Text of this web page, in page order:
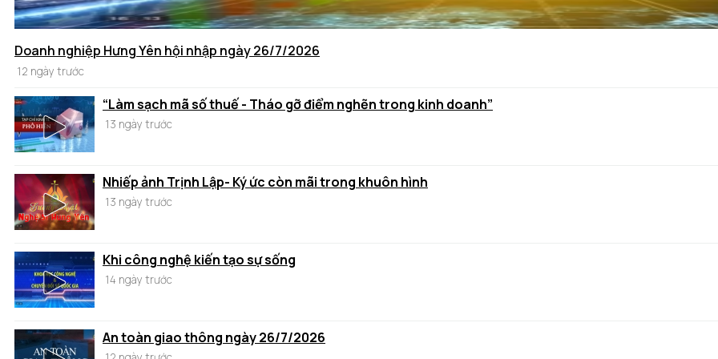
Doanh nghiệp Hưng Yên hội nhập ngày 26/7/2026
12 ngày trước
“Làm sạch mã số thuế - Tháo gỡ điểm nghẽn trong kinh doanh”
13 ngày trước
Nhiếp ảnh Trịnh Lập- Ký ức còn mãi trong khuôn hình
13 ngày trước
Khi công nghệ kiến tạo sự sống
14 ngày trước
An toàn giao thông ngày 26/7/2026